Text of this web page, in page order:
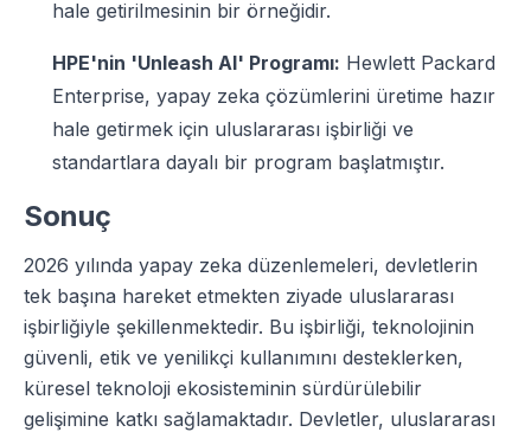
hale getirilmesinin bir örneğidir.
HPE'nin 'Unleash AI' Programı: Hewlett Packard
Enterprise, yapay zeka çözümlerini üretime hazır
hale getirmek için uluslararası işbirliği ve
standartlara dayalı bir program başlatmıştır.
Sonuç
2026 yılında yapay zeka düzenlemeleri, devletlerin
tek başına hareket etmekten ziyade uluslararası
işbirliğiyle şekillenmektedir. Bu işbirliği, teknolojinin
güvenli, etik ve yenilikçi kullanımını desteklerken,
küresel teknoloji ekosisteminin sürdürülebilir
gelişimine katkı sağlamaktadır. Devletler, uluslararası